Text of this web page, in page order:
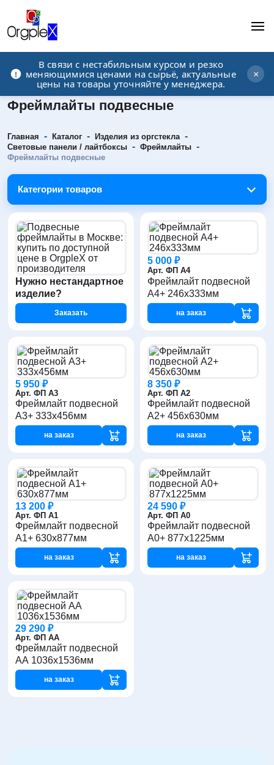
В связи с нестабильным курсом и резко
меняющимися ценами на сырьё, актуальные
цены на товары уточняйте у менеджера.
×
Рекламно-производственная компания
Фреймлайты подвесные
Главная - Каталог - Изделия из оргстекла -
Световые панели / лайтбоксы - Фреймлайты -
Фреймлайты подвесные
Категории товаров
Нужно нестандартное
изделие?
Заказать
5 000 ₽
Арт. ФП А4
Фреймлайт подвесной
A4+ 246x333мм
на заказ
5 950 ₽
Арт. ФП А3
Фреймлайт подвесной
A3+ 333x456мм
на заказ
8 350 ₽
Арт. ФП А2
Фреймлайт подвесной
A2+ 456x630мм
на заказ
13 200 ₽
Арт. ФП А1
Фреймлайт подвесной
A1+ 630x877мм
на заказ
24 590 ₽
Арт. ФП А0
Фреймлайт подвесной
A0+ 877x1225мм
на заказ
29 290 ₽
Арт. ФП АА
Фреймлайт подвесной
AА 1036x1536мм
на заказ